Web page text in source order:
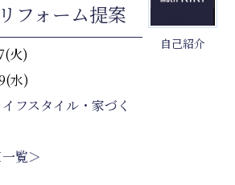
自己紹介
フォーム提案
火)
水)
フスタイル・家づく
覧＞